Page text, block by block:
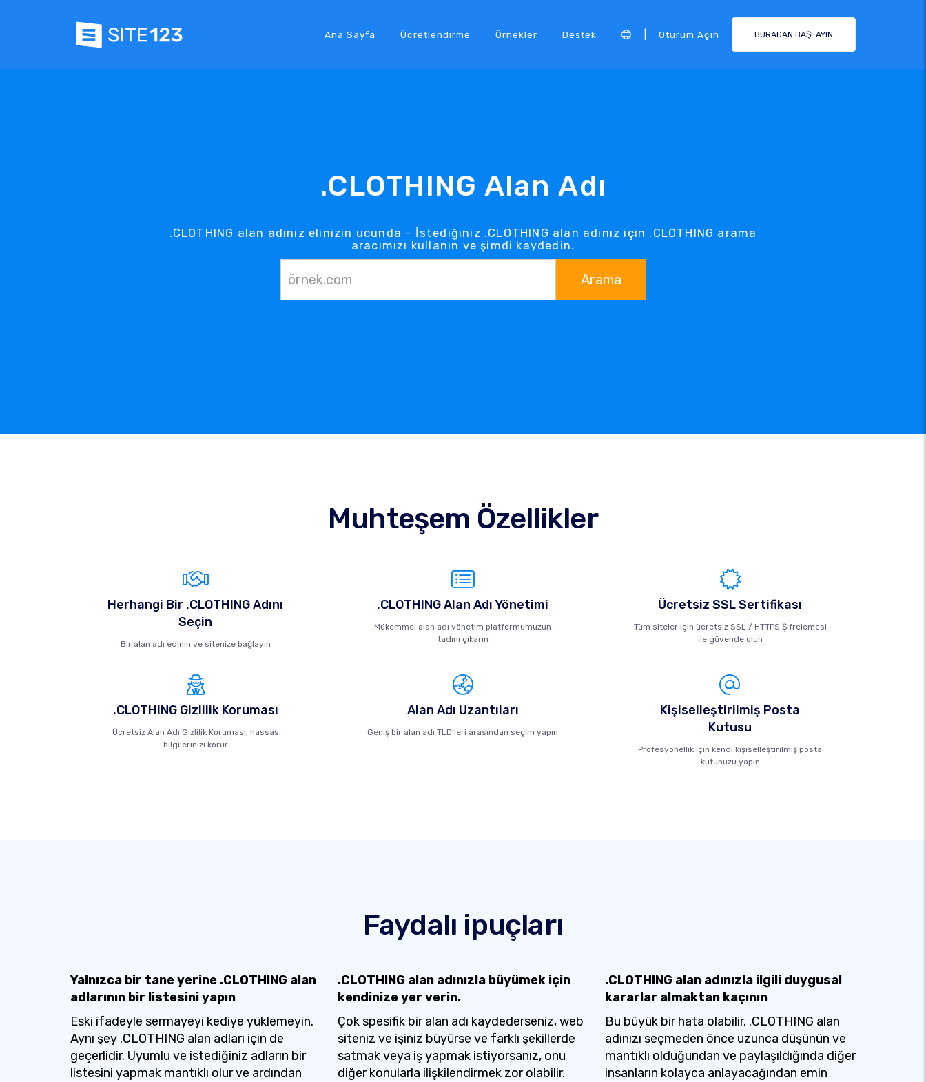
Ana Sayfa Ücretlendirme Örnekler Destek Oturum Açın BURADAN BAŞLAYIN
.CLOTHING Alan Adı
.CLOTHING alan adınız elinizin ucunda - İstediğiniz .CLOTHING alan adınız için .CLOTHING arama
aracımızı kullanın ve şimdi kaydedin.
Arama
Muhteşem Özellikler
Herhangi Bir .CLOTHING Adını
Seçin
Bir alan adı edinin ve sitenize bağlayın
.CLOTHING Alan Adı Yönetimi
Mükemmel alan adı yönetim platformumuzun
tadını çıkarın
Ücretsiz SSL Sertifikası
Tüm siteler için ücretsiz SSL / HTTPS Şifrelemesi
ile güvende olun
.CLOTHING Gizlilik Koruması
Ücretsiz Alan Adı Gizlilik Koruması, hassas
bilgilerinizi korur
Alan Adı Uzantıları
Geniş bir alan adı TLD'leri arasından seçim yapın
Kişiselleştirilmiş Posta
Kutusu
Profesyonellik için kendi kişiselleştirilmiş posta
kutunuzu yapın
Faydalı ipuçları
Yalnızca bir tane yerine .CLOTHING alan
adlarının bir listesini yapın
Eski ifadeyle sermayeyi kediye yüklemeyin.
Aynı şey .CLOTHING alan adları için de
geçerlidir. Uyumlu ve istediğiniz adların bir
listesini yapmak mantıklı olur ve ardından
.CLOTHING alan adınızla büyümek için
kendinize yer verin.
Çok spesifik bir alan adı kaydederseniz, web
siteniz ve işiniz büyürse ve farklı şekillerde
satmak veya iş yapmak istiyorsanız, onu
diğer konularla ilişkilendirmek zor olabilir.
.CLOTHING alan adınızla ilgili duygusal
kararlar almaktan kaçının
Bu büyük bir hata olabilir. .CLOTHING alan
adınızı seçmeden önce uzunca düşünün ve
mantıklı olduğundan ve paylaşıldığında diğer
insanların kolayca anlayacağından emin